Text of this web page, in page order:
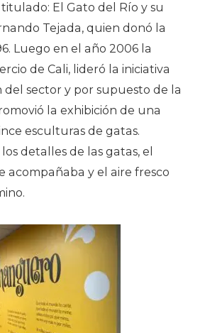
El Gato del Río y su
Tejada, quien donó la
Luego en el año 2006 la
de Cali, lideró la iniciativa
sector y por supuesto de la
la exhibición de una
esculturas de gatas.
detalles de las gatas, el
acompañaba y el aire fresco